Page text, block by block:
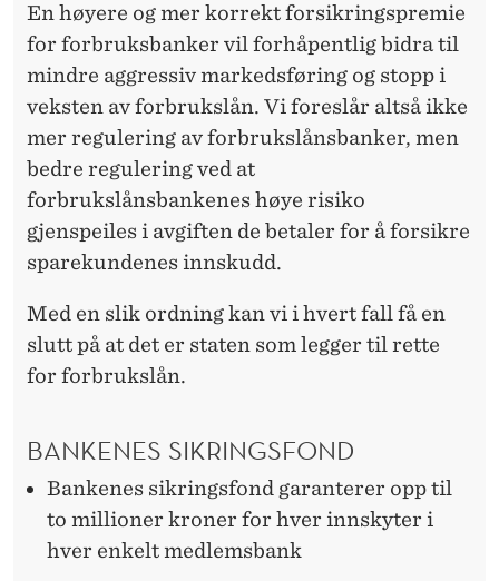
En høyere og mer korrekt forsikringspremie
for forbruksbanker vil forhåpentlig bidra til
mindre aggressiv markedsføring og stopp i
veksten av forbrukslån. Vi foreslår altså ikke
mer regulering av forbrukslåns­banker, men
bedre regulering ved at
forbrukslånsbankenes høye risiko
gjenspeiles i avgiften de betaler for å forsikre
sparekundenes innskudd.
Med en slik ordning kan vi i hvert fall få en
slutt på at det er staten som legger til rette
for forbrukslån.
BANKENES SIKRINGSFOND
Bankenes sikringsfond garanterer opp til
to millioner kroner for hver innskyter i
hver enkelt medlemsbank